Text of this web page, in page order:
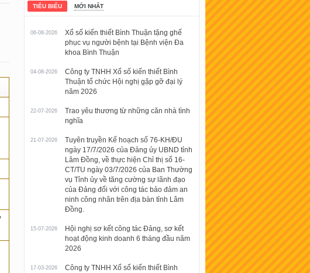
TIÊU BIỂU MỚI NHẤT
06-08-2026
Xổ số kiến thiết Bình Thuận tặng ghế
phục vụ người bệnh tại Bệnh viện Đa
khoa Bình Thuận
04-08-2026
Công ty TNHH Xổ số kiến thiết Bình
Thuận tổ chức Hội nghị gặp gỡ đại lý
năm 2026
22-07-2026
Trao yêu thương từ những căn nhà tình
nghĩa
21-07-2026
Tuyên truyền Kế hoạch số 76-KH/ĐU
ngày 17/7/2026 của Đảng ủy UBND tỉnh
Lâm Đồng, về thực hiện Chỉ thị số 16-
CT/TU ngày 03/7/2026 của Ban Thường
vụ Tỉnh ủy về tăng cường sự lãnh đạo
của Đảng đối với công tác bảo đảm an
ninh công nhân trên địa bàn tỉnh Lâm
Đồng.
15-07-2026
Hội nghị sơ kết công tác Đảng, sơ kết
hoạt động kinh doanh 6 tháng đầu năm
2026
17-03-2026
Công ty TNHH Xổ số kiến thiết Bình